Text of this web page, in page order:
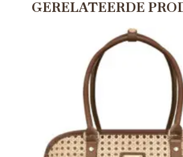
GERELATEERDE